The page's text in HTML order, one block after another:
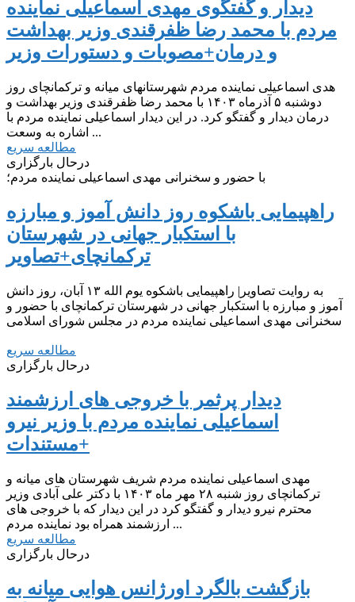
دیدار و گفتگوی مهدی اسماعیلی نماینده
مردم با محمد رضا ظفرقندی وزیر بهداشت
و درمان+مصوبات و دستورات وزیر
هدی اسماعیلی نماینده مردم شهرستانهای میانه و ترکمانچای روز
دوشنبه ۵ آذرماه ۱۴۰۳ با محمد رضا ظفرقندی وزیر بهداشت و
درمان دیدار و گفتگو کرد. در این دیدار اسماعیلی نماینده مردم با
اشاره به وسعت ...
مطالعه سریع
درحال بارگزاری
با حضور و سخنرانی مهدی اسماعیلی نماینده مردم؛
راهپیمایی باشکوه روز دانش آموز و مبارزه
با استکبار جهانی در شهرستان
ترکمانچای+تصاویر
به روایت تصاویر| راهپیمایی باشکوه یوم الله ۱۳ آبان، روز دانش
آموز و مبارزه با استکبار جهانی در شهرستان ترکمانچای با حضور و
سخنرانی مهدی اسماعیلی نماینده مردم در مجلس شورای اسلامی
مطالعه سریع
درحال بارگزاری
دیدار پرثمر با خروجی های ارزشمند
اسماعیلی نماینده مردم با وزیر نیرو
+مستندات
مهدی اسماعیلی نماینده مردم شریف شهرستان های میانه و
ترکمانچای روز شنبه ۲۸ مهر ماه ۱۴۰۳ با دکتر علی آبادی وزیر
محترم نیرو دیدار و گفتگو کرد در این دیدار که با خروجی های
ارزشمند همراه بود نماینده مردم ...
مطالعه سریع
درحال بارگزاری
بازگشت بالگرد اورژانس هوایی میانه به